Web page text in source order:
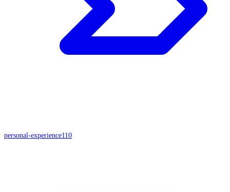
personal-experience110